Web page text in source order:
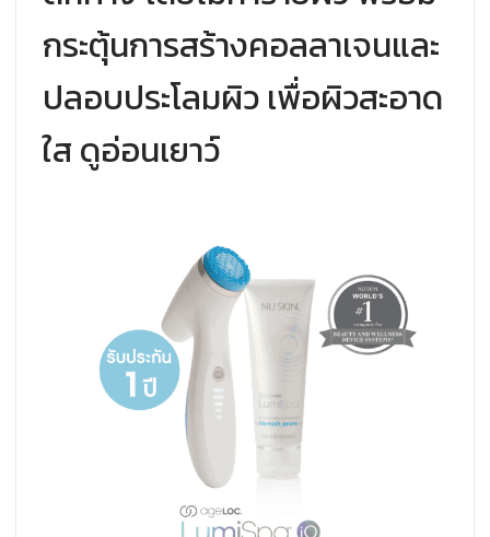
กระตุ้นการสร้างคอลลาเจนและ
ปลอบประโลมผิว เพื่อผิวสะอาด
ใส ดูอ่อนเยาว์